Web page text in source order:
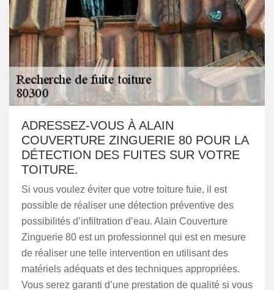
ADRESSEZ-VOUS À ALAIN
COUVERTURE ZINGUERIE 80 POUR LA
DÉTECTION DES FUITES SUR VOTRE
TOITURE.
Si vous voulez éviter que votre toiture fuie, il est
possible de réaliser une détection préventive des
possibilités d’infiltration d’eau. Alain Couverture
Zinguerie 80 est un professionnel qui est en mesure
de réaliser une telle intervention en utilisant des
matériels adéquats et des techniques appropriées.
Vous serez garanti d’une prestation de qualité si vous